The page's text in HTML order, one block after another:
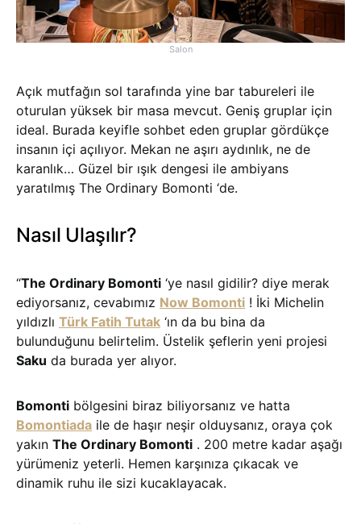
Salon
Açık mutfağın sol tarafında yine bar tabureleri ile
oturulan yüksek bir masa mevcut. Geniş gruplar için
ideal. Burada keyifle sohbet eden gruplar gördükçe
insanın içi açılıyor. Mekan ne aşırı aydınlık, ne de
karanlık… Güzel bir ışık dengesi ile ambiyans
yaratılmış The Ordinary Bomonti ‘de.
Nasıl Ulaşılır?
“The Ordinary Bomonti ‘ye nasıl gidilir? diye merak
ediyorsanız, cevabımız Now Bomonti ! İki Michelin
yıldızlı Türk Fatih Tutak ‘ın da bu bina da
bulunduğunu belirtelim. Üstelik şeflerin yeni projesi
Saku da burada yer alıyor.
Bomonti bölgesini biraz biliyorsanız ve hatta
Bomontiada ile de haşır neşir olduysanız, oraya çok
yakın The Ordinary Bomonti . 200 metre kadar aşağı
yürümeniz yeterli. Hemen karşınıza çıkacak ve
dinamik ruhu ile sizi kucaklayacak.